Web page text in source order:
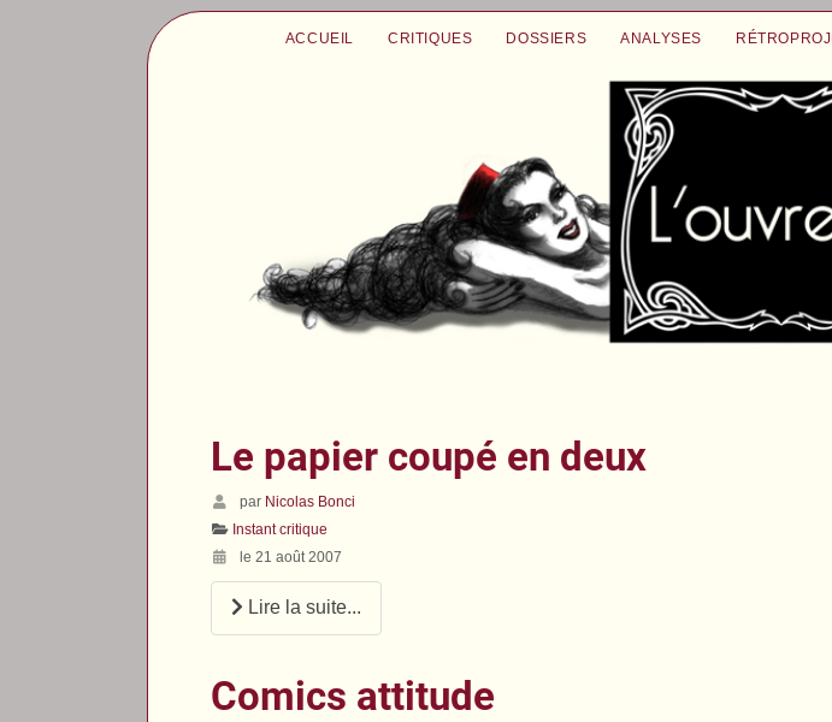
ACCUEIL CRITIQUES DOSSIERS ANALYSES
Le papier coupé en deux
par Nicolas Bonci
Instant critique
le 21 août 2007
Lire la suite...
Comics attitude